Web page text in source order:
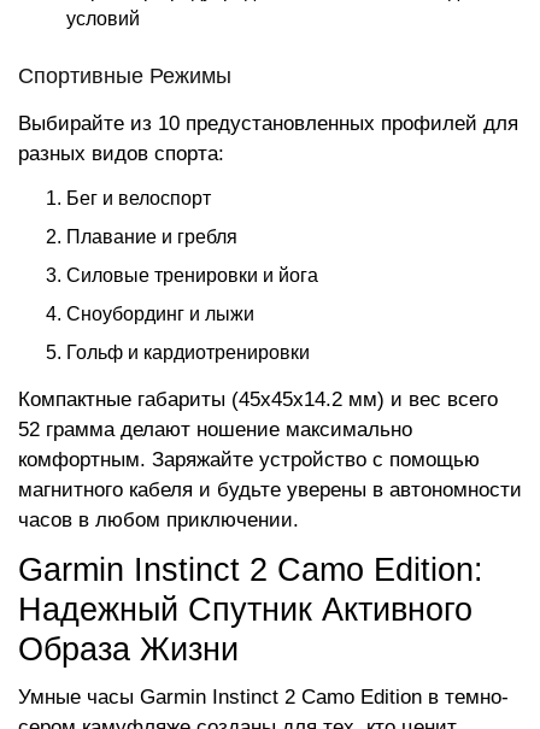
условий
Спортивные Режимы
Выбирайте из 10 предустановленных профилей для
разных видов спорта:
Бег и велоспорт
Плавание и гребля
Силовые тренировки и йога
Сноубординг и лыжи
Гольф и кардиотренировки
Компактные габариты (45x45x14.2 мм) и вес всего
52 грамма делают ношение максимально
комфортным. Заряжайте устройство с помощью
магнитного кабеля и будьте уверены в автономности
часов в любом приключении.
Garmin Instinct 2 Camo Edition:
Надежный Спутник Активного
Образа Жизни
Умные часы Garmin Instinct 2 Camo Edition в темно-